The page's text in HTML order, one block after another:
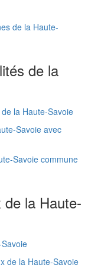
de la Haute-
de la
la Haute-Savoie
Savoie avec
Savoie commune
la Haute-
de la Haute-Savoie